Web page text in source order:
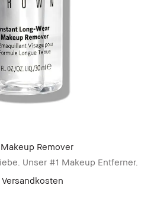
Remover
Unser #1 Makeup Entferner.